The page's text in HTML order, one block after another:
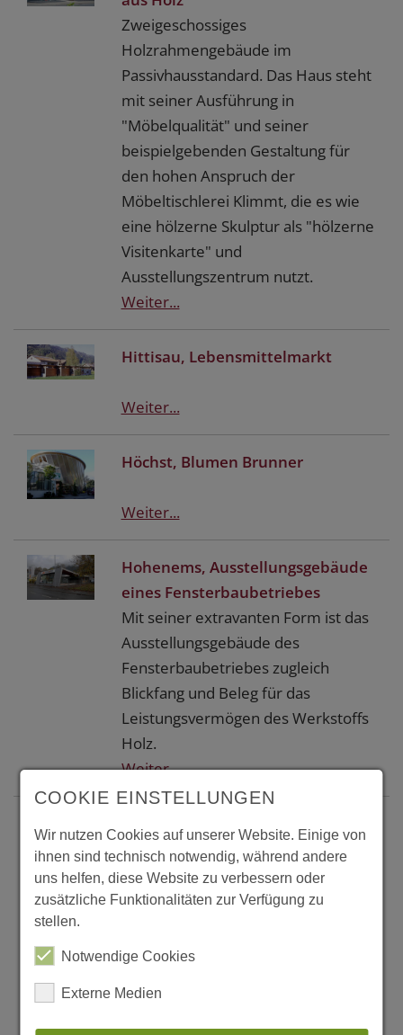
Zweigeschossiges
Holzrahmengebäude im
Passivhausstandard. Das Haus steht
mit seiner Ausführung in
"Möbelqualität" und seiner
beispielgebenden Gestaltung für
den hohen Anspruch der
Möbeltischlerei Klimmt, die es wie
eine hölzerne Skulptur als "hölzerne
Visitenkarte" und
Ausstellungszentrum nutzt.
Weiter...
Hittisau, Lebensmittelmarkt
Weiter...
Höchst, Blumen Brunner
Weiter...
Hohenems, Ausstellungsgebäude
eines Fensterbaubetriebes
Mit seiner extravanten Form ist das
Ausstellungsgebäude des
Fensterbaubetriebes zugleich
Blickfang und Beleg für das
Leistungsvermögen des Werkstoffs
Holz.
Weiter...
Sanitär- und
Heizungstechnikbetriebes
So etwas gibt es nur in Österreich.
Hochregallager, seine
aus Holz. Für ein Unternehmen, das
sich als Sanitär- und
COOKIE EINSTELLUNGEN
Wir nutzen Cookies auf unserer Website. Einige von
ihnen sind technisch notwendig, während andere
uns helfen, diese Website zu verbessern oder
zusätzliche Funktionalitäten zur Verfügung zu
stellen.
Notwendige Cookies
Externe Medien